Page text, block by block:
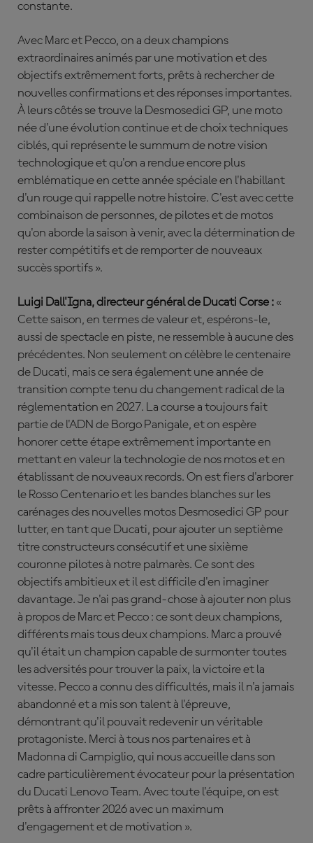
constante.
Avec Marc et Pecco, on a deux champions
extraordinaires animés par une motivation et des
objectifs extrêmement forts, prêts à rechercher de
nouvelles confirmations et des réponses importantes.
À leurs côtés se trouve la Desmosedici GP, une moto
née d'une évolution continue et de choix techniques
ciblés, qui représente le summum de notre vision
technologique et qu'on a rendue encore plus
emblématique en cette année spéciale en l'habillant
d'un rouge qui rappelle notre histoire. C'est avec cette
combinaison de personnes, de pilotes et de motos
qu'on aborde la saison à venir, avec la détermination de
rester compétitifs et de remporter de nouveaux
succès sportifs ».
Luigi Dall'Igna, directeur général de Ducati Corse : «
Cette saison, en termes de valeur et, espérons-le,
aussi de spectacle en piste, ne ressemble à aucune des
précédentes. Non seulement on célèbre le centenaire
de Ducati, mais ce sera également une année de
transition compte tenu du changement radical de la
réglementation en 2027. La course a toujours fait
partie de l'ADN de Borgo Panigale, et on espère
honorer cette étape extrêmement importante en
mettant en valeur la technologie de nos motos et en
établissant de nouveaux records. On est fiers d'arborer
le Rosso Centenario et les bandes blanches sur les
carénages des nouvelles motos Desmosedici GP pour
lutter, en tant que Ducati, pour ajouter un septième
titre constructeurs consécutif et une sixième
couronne pilotes à notre palmarès. Ce sont des
objectifs ambitieux et il est difficile d'en imaginer
davantage. Je n'ai pas grand-chose à ajouter non plus
à propos de Marc et Pecco : ce sont deux champions,
différents mais tous deux champions. Marc a prouvé
qu'il était un champion capable de surmonter toutes
les adversités pour trouver la paix, la victoire et la
vitesse. Pecco a connu des difficultés, mais il n'a jamais
abandonné et a mis son talent à l'épreuve,
démontrant qu'il pouvait redevenir un véritable
protagoniste. Merci à tous nos partenaires et à
Madonna di Campiglio, qui nous accueille dans son
cadre particulièrement évocateur pour la présentation
du Ducati Lenovo Team. Avec toute l'équipe, on est
prêts à affronter 2026 avec un maximum
d'engagement et de motivation ».